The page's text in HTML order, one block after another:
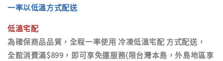
一率以低溫方式配送
低溫宅配
為確保商品品質，全程一率使用 冷凍低溫宅配 方式配送，
全館消費滿$899，即可享免運服務(限台灣本島，外島地區享